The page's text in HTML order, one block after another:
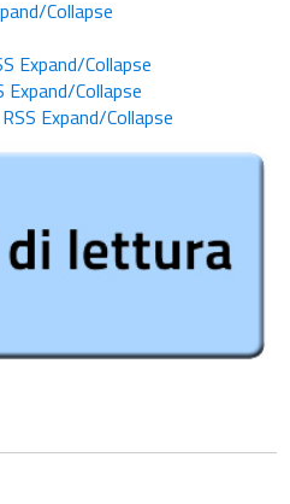
Collapse
Expand/Collapse
Expand/Collapse
RSS Expand/Collapse